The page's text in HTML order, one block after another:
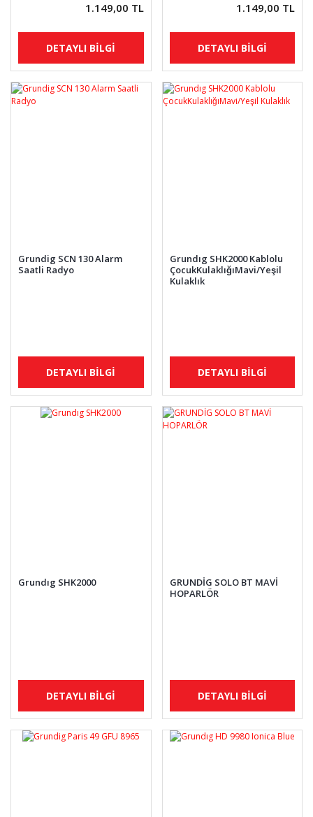
1.149,00 TL
DETAYLI BİLGİ
1.149,00 TL
DETAYLI BİLGİ
Grundig SCN 130 Alarm
Saatli Radyo
DETAYLI BİLGİ
Grundıg SHK2000 Kablolu
ÇocukKulaklığıMavi/Yeşil
Kulaklık
DETAYLI BİLGİ
Grundıg SHK2000
DETAYLI BİLGİ
GRUNDİG SOLO BT MAVİ
HOPARLÖR
DETAYLI BİLGİ